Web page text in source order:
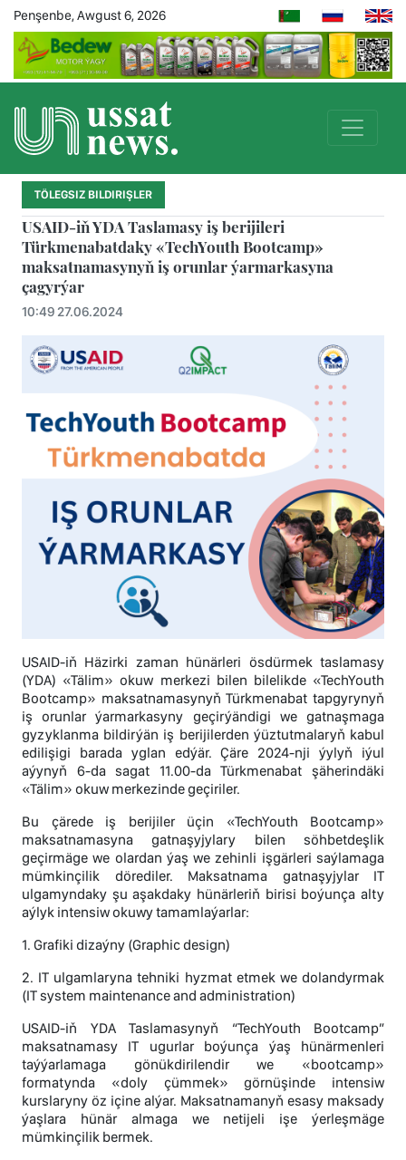
Penşenbe, Awgust 6, 2026
TÖLEGSIZ BILDIRIŞLER
USAID-iň YDA Taslamasy iş berijileri
Türkmenabatdaky «TechYouth Bootcamp»
maksatnamasynyň iş orunlar ýarmarkasyna
çagyrýar
10:49 27.06.2024
USAID-iň Häzirki zaman hünärleri ösdürmek taslamasy
(YDA) «Tälim» okuw merkezi bilen bilelikde «TechYouth
Bootcamp» maksatnamasynyň Türkmenabat tapgyrynyň
iş orunlar ýarmarkasyny geçirýändigi we gatnaşmaga
gyzyklanma bildirýän iş berijilerden ýüztutmalaryň kabul
edilişigi barada yglan edýär. Çäre 2024-nji ýylyň iýul
aýynyň 6-da sagat 11.00-da Türkmenabat şäherindäki
«Tälim» okuw merkezinde geçiriler.
Bu çärede iş berijiler üçin «TechYouth Bootcamp»
maksatnamasyna gatnaşyjylary bilen söhbetdeşlik
geçirmäge we olardan ýaş we zehinli işgärleri saýlamaga
mümkinçilik dörediler. Maksatnama gatnaşyjylar IT
ulgamyndaky şu aşakdaky hünärleriň birisi boýunça alty
aýlyk intensiw okuwy tamamlaýarlar:
1. Grafiki dizaýny (Graphic design)
2. IT ulgamlaryna tehniki hyzmat etmek we dolandyrmak
(IT system maintenance and administration)
USAID-iň YDA Taslamasynyň “TechYouth Bootcamp”
maksatnamasy IT ugurlar boýunça ýaş hünärmenleri
taýýarlamaga gönükdirilendir we «bootcamp»
formatynda «doly çümmek» görnüşinde intensiw
kurslaryny öz içine alýar. Maksatnamanyň esasy maksady
ýaşlara hünär almaga we netijeli işe ýerleşmäge
mümkinçilik bermek.